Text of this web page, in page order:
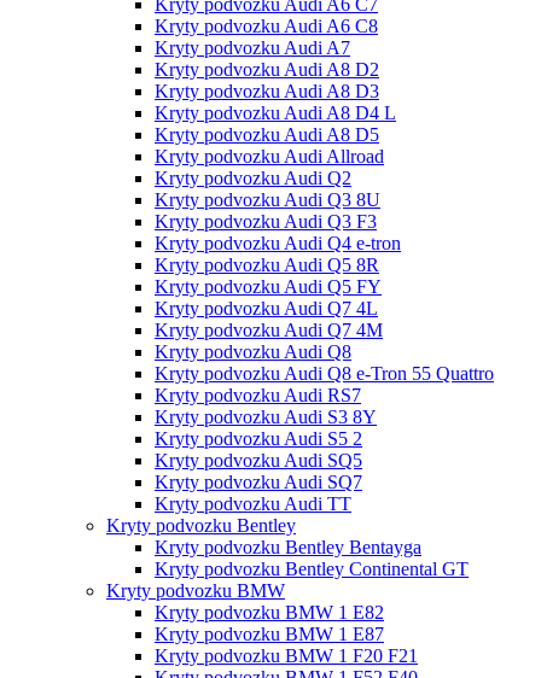
Kryty podvozku Audi A6 C7
Kryty podvozku Audi A6 C8
Kryty podvozku Audi A7
Kryty podvozku Audi A8 D2
Kryty podvozku Audi A8 D3
Kryty podvozku Audi A8 D4 L
Kryty podvozku Audi A8 D5
Kryty podvozku Audi Allroad
Kryty podvozku Audi Q2
Kryty podvozku Audi Q3 8U
Kryty podvozku Audi Q3 F3
Kryty podvozku Audi Q4 e-tron
Kryty podvozku Audi Q5 8R
Kryty podvozku Audi Q5 FY
Kryty podvozku Audi Q7 4L
Kryty podvozku Audi Q7 4M
Kryty podvozku Audi Q8
Kryty podvozku Audi Q8 e-Tron 55 Quattro
Kryty podvozku Audi RS7
Kryty podvozku Audi S3 8Y
Kryty podvozku Audi S5 2
Kryty podvozku Audi SQ5
Kryty podvozku Audi SQ7
Kryty podvozku Audi TT
Kryty podvozku Bentley
Kryty podvozku Bentley Bentayga
Kryty podvozku Bentley Continental GT
Kryty podvozku BMW
Kryty podvozku BMW 1 E82
Kryty podvozku BMW 1 E87
Kryty podvozku BMW 1 F20 F21